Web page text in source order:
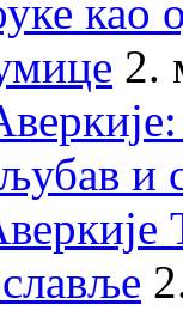
као
2.
и